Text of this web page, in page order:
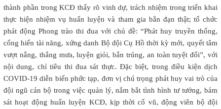
thành phần trong KCĐ thấy rõ vinh dự, trách nhiệm trong triển khai
thực hiện nhiệm vụ huấn luyện và tham gia bắn đạn thật; tổ chức
phát động Phong trào thi đua với chủ đề: “Phát huy truyền thống,
cống hiến tài năng, xứng danh Bộ đội Cụ Hồ thời kỳ mới, quyết tâm
vượt nắng, thắng mưa, luyện giỏi, bắn trúng, an toàn tuyệt đối”, với
nội dung, chỉ tiêu thi đua sát thực. Đặc biệt, trong điều kiện dịch
COVID-19 diễn biến phức tạp, đơn vị chú trọng phát huy vai trò của
đội ngũ cán bộ trong việc quản lý, nắm bắt tình hình tư tưởng, bám
sát hoạt động huấn luyện KCĐ, kịp thời cổ vũ, động viên bộ đội